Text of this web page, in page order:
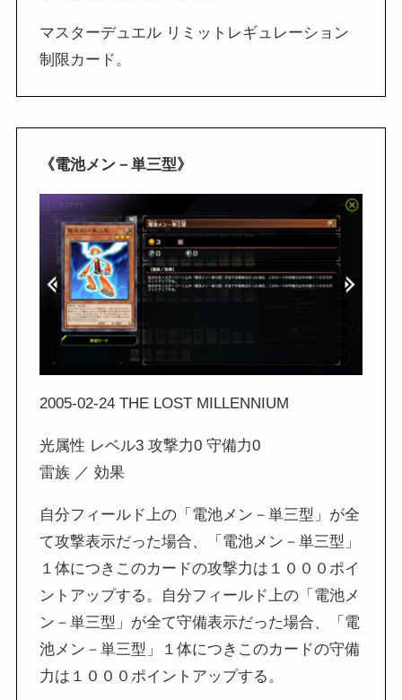
マスターデュエル リミットレギュレーション
制限カード。
《電池メン－単三型》
2005-02-24 THE LOST MILLENNIUM
光属性 レベル3 攻撃力0 守備力0
雷族 ／ 効果
自分フィールド上の「電池メン－単三型」が全
て攻撃表示だった場合、「電池メン－単三型」
１体につきこのカードの攻撃力は１０００ポイ
ントアップする。自分フィールド上の「電池メ
ン－単三型」が全て守備表示だった場合、「電
池メン－単三型」１体につきこのカードの守備
力は１０００ポイントアップする。